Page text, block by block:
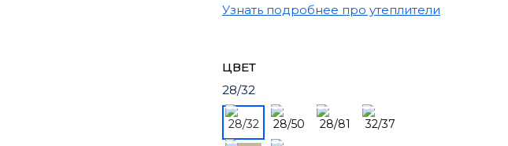
ЦВЕТ
28/32
Узнать подробнее про утеплители